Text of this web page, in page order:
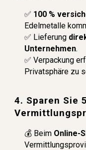
✅ 100 %
Edelmetalle
✅ Lieferung
Unternehmen.
✅ Verpackung
Privatsphäre zu
4. Sparen Sie
💰 Beim Online-